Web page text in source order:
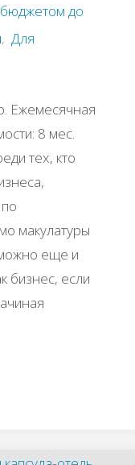
до
, Для
Ежемесячная
8 мес.
тех, кто
макулатуры
еще и
бизнес, если